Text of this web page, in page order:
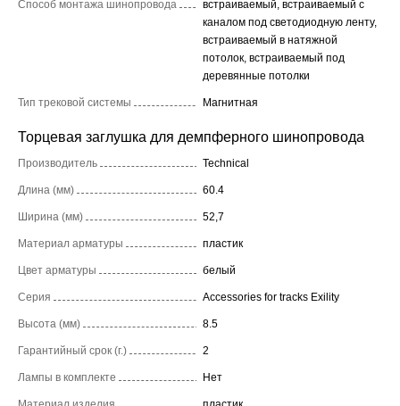
Способ монтажа шинопровода
встраиваемый, встраиваемый с
каналом под светодиодную ленту,
встраиваемый в натяжной
потолок, встраиваемый под
деревянные потолки
Тип трековой системы Магнитная
Торцевая заглушка для демпферного шинопровода
Производитель Technical
Длина (мм) 60.4
Ширина (мм) 52,7
Материал арматуры пластик
Цвет арматуры белый
Серия Accessories for tracks Exility
Высота (мм) 8.5
Гарантийный срок (г.) 2
Лампы в комплекте Нет